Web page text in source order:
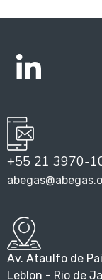
+55 21 3970-
Av. Ataulfo de
Leblon - Rio de